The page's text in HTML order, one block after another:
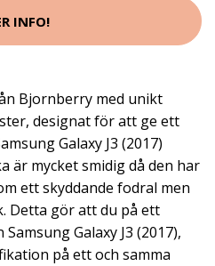
INFO!
Bjornberry med unikt
designat för att ge ett
Galaxy J3 (2017)
är mycket smidig då den har
ett skyddande fodral men
Detta gör att du på ett
Galaxy J3 (2017),
på ett och samma